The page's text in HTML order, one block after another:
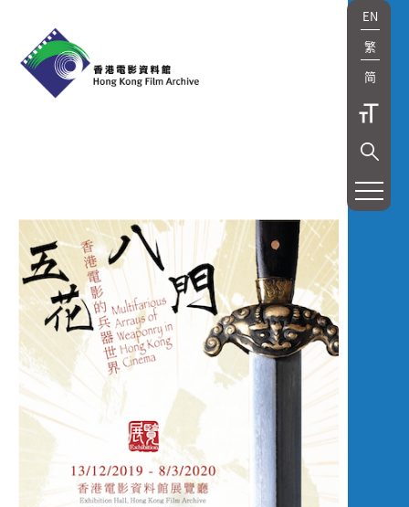
EN
繁
简
覽
及
放
映
Exhibition
and
Screening